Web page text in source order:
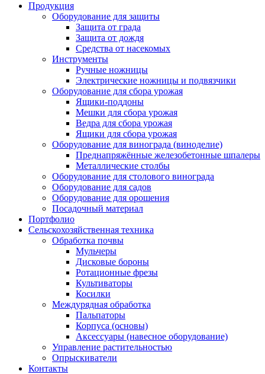
Продукция
Оборудование для защиты
Защита от града
Защита от дождя
Средства от насекомых
Инструменты
Ручные ножницы
Электрические ножницы и подвязчики
Оборудование для сбора урожая
Ящики-поддоны
Мешки для сбора урожая
Ведра для сбора урожая
Ящики для сбора урожая
Оборудование для винограда (виноделие)
Преднапряжённые железобетонные шпалеры
Металлические столбы
Оборудование для столового винограда
Оборудование для садов
Оборудование для орошения
Посадочный материал
Портфолио
Сельскохозяйственная техника
Обработка почвы
Мульчеры
Дисковые бороны
Ротационные фрезы
Культиваторы
Косилки
Междурядная обработка
Пальпаторы
Корпуса (основы)
Аксессуары (навесное оборудование)
Управление растительностью
Опрыскиватели
Контакты